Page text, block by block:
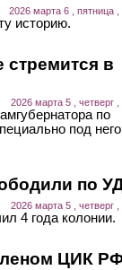
2026 марта 6 , пятница ,
историю.
стремится в
2026 марта 5 , четверг ,
по
под
по
2026 марта 5 , четверг ,
4 года колонии.
ЦИК